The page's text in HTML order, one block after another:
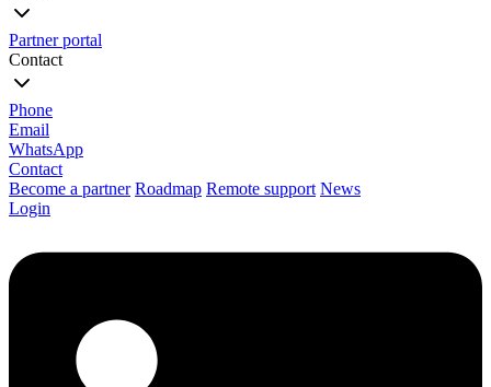
Partner portal
Contact
Phone
Email
WhatsApp
Contact
Become a partner Roadmap Remote support News
Login